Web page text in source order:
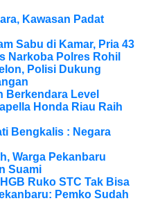
Kawasan Padat
Sabu di Kamar, Pria 43
Narkoba Polres Rohil
Polisi Dukung
Berkendara Level
Honda Riau Raih
Bengkalis : Negara
Warga Pekanbaru
Suami
Ruko STC Tak Bisa
Pemko Sudah